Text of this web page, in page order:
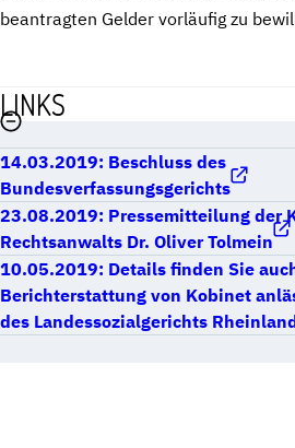
beantragten Gelder vorläufig zu
LINKS
14.03.2019: Beschluss des
Bundesverfassungsgerichts
23.08.2019: Pressemitteilung der
Rechtsanwalts Dr. Oliver Tolmein
10.05.2019: Details finden Sie
Berichterstattung von Kobinet
des Landessozialgerichts